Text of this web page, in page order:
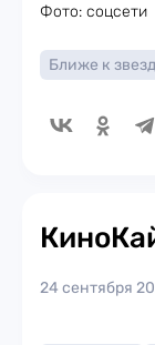
Фото: соцсети
Ближе к
24 сентября